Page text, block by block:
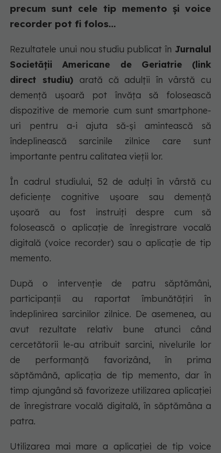
precum sunt cele tip memento și voice
recorder pot fi folos...
Rezultatele unui nou studiu publicat în Jurnalul
Societății Americane de Geriatrie (link
direct studiu) arată că adulții în vârstă cu
demență ușoară pot învăța să folosească
dispozitive de memorie cum sunt smartphone-
uri pentru a-i ajuta să-și amintească să
îndeplinească sarcinile zilnice care sunt
importante pentru calitatea vieții lor.
În cadrul studiului, 52 de adulți în vârstă cu
deficiențe cognitive ușoare sau demență
ușoară au fost instruiți despre cum să
folosească o aplicație de înregistrare vocală
digitală (voice recorder) sau o aplicație de tip
memento.
După o intervenție de patru săptămâni,
participanții au raportat îmbunătățiri în
îndeplinirea sarcinilor zilnice. De asemenea, au
avut rezultate relativ bune atunci când
cercetătorii le-au atribuit sarcini, nivelurile lor
de performanță favorizând, în prima
săptămână, aplicația de tip memento, dar în
timp ajungând să favorizeze utilizarea aplicației
de înregistrare vocală digitală, în săptămâna a
patra.
Utilizarea mai mare a aplicației de tip voice